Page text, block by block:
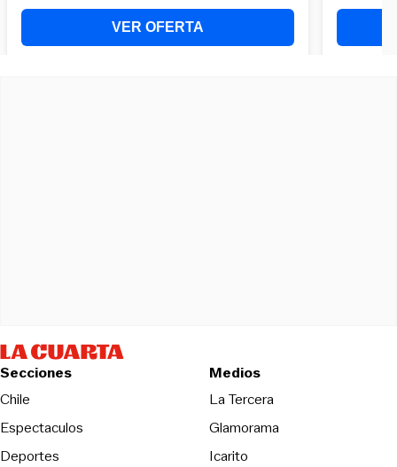
Secciones
Chile
Espectaculos
Deportes
Medios
La TerceraOpens in new
Glamorama
Icarito